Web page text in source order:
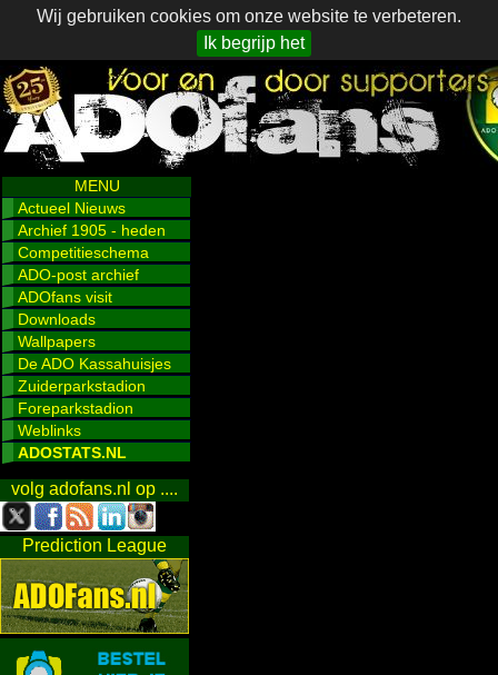
Wij gebruiken cookies om onze website te verbeteren.
Ik begrijp het
MENU
Actueel Nieuws
Archief 1905 - heden
Competitieschema
ADO-post archief
ADOfans visit
Downloads
Wallpapers
De ADO Kassahuisjes
Zuiderparkstadion
Foreparkstadion
Weblinks
ADOSTATS.NL
volg adofans.nl op ....
Prediction League